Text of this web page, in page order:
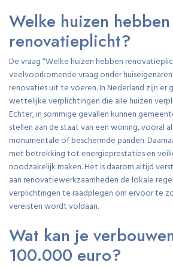
Welke huizen hebben
renovatieplicht?
De vraag “Welke huizen hebben
veelvoorkomende vraag onder
renovaties uit te voeren. In Nederland zijn er
wettelijke verplichtingen die alle huizen
Echter, in sommige gevallen kunnen
stellen aan de staat van een woning, vooral
monumentale of beschermde panden.
met betrekking tot energieprestaties en
noodzakelijk maken. Het is daarom altijd
aan renovatiewerkzaamheden de lokale
verplichtingen te raadplegen om ervoor te
vereisten wordt voldaan.
Wat kan je
100.000 euro?